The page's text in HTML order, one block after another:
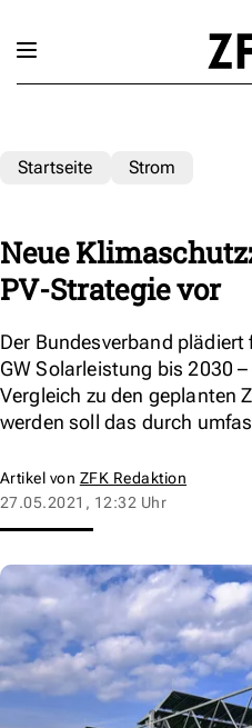
Startseite Strom
Neue
PV-Strategie vor
Der Bundesverband
GW Solarleistung bis 2030
Vergleich zu den geplanten
werden soll das durch
Artikel von ZFK Redaktion
27.05.2021, 12:32 Uhr